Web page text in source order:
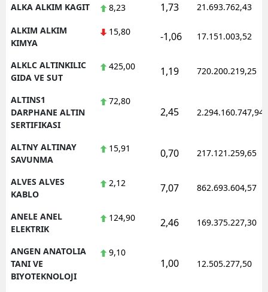
ALKA ALKIM KAGIT 8,23 1,73 21.693.762,43
ALKIM ALKIM
KIMYA
15,80 -1,06 17.151.003,52
ALKLC ALTINKILIC
GIDA VE SUT
425,00 1,19 720.200.219,25
ALTINS1
DARPHANE ALTIN
SERTIFIKASI
72,80
2,45 2.294.160.747,94
ALTNY ALTINAY
SAVUNMA
15,91 0,70 217.121.259,65
ALVES ALVES
KABLO
2,12 7,07 862.693.604,57
ANELE ANEL
ELEKTRIK
124,90 2,46 169.375.227,30
ANGEN ANATOLIA
TANI VE
BIYOTEKNOLOJI
9,10
1,00 12.505.277,50